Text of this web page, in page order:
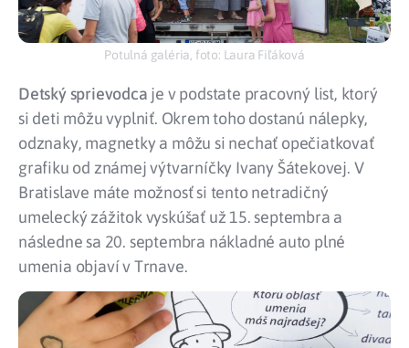
Potulná galéria, foto: Laura Fiľáková
Detský sprievodca je v podstate pracovný list, ktorý
si deti môžu vyplniť. Okrem toho dostanú nálepky,
odznaky, magnetky a môžu si nechať opečiatkovať
grafiku od známej výtvarníčky Ivany Šátekovej. V
Bratislave máte možnosť si tento netradičný
umelecký zážitok vyskúšať už 15. septembra a
následne sa 20. septembra nákladné auto plné
umenia objaví v Trnave.